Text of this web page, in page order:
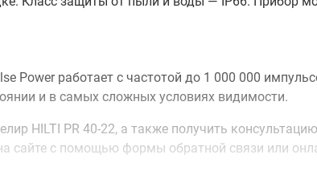
Power работает с частотой до 1 000 000
и в самых сложных условиях видимости.
HILTI PR 40-22, а также получить
сайте с помощью формы обратной связи или